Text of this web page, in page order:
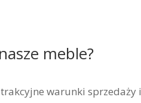
meble?
warunki sprzedaży i